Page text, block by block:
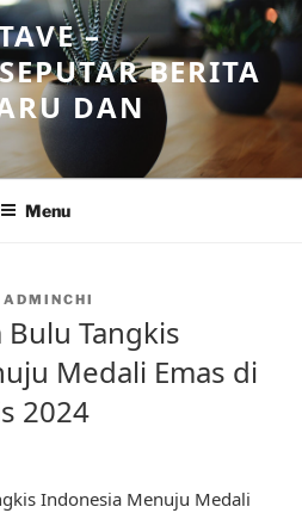
–
BERITA
DAN
Menu
ADMINCHI
Tangkis
Medali Emas di
2024
Indonesia Menuju Medali